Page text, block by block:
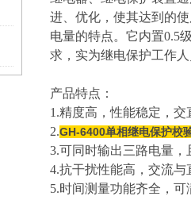
进、优化，使其达到的使
电量的特点。它内置0.5
求，实为继电保护工作
产品特点：
1.精度高，性能稳定，交
2.GH-6400单相继电保护校
3.可同时输出三路电量，
4.抗干扰性能高，交流与
5.时间测量功能齐全，可